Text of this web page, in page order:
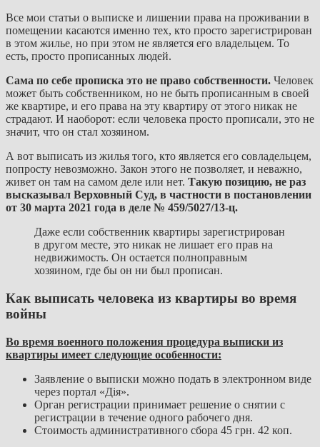
Все мои статьи о выписке и лишении права на проживании в
помещении касаются именно тех, кто просто зарегистрирован
в этом жилье, но при этом не является его владельцем. То
есть, просто прописанных людей.
Сама по себе прописка это не право собственности. Человек
может быть собственником, но не быть прописанным в своей
же квартире, и его права на эту квартиру от этого никак не
страдают. И наоборот: если человека просто прописали, это не
значит, что он стал хозяином.
А вот выписать из жилья того, кто является его совладельцем,
попросту невозможно. Закон этого не позволяет, и неважно,
живет он там на самом деле или нет. Такую позицию, не раз
высказывал Верховный Суд, в частности в постановлении
от 30 марта 2021 года в деле № 459/5027/13-ц.
Даже если собственник квартиры зарегистрирован
в другом месте, это никак не лишает его прав на
недвижимость. Он остается полноправным
хозяином, где бы он ни был прописан.
Как выписать человека из квартиры во время
войны
Во время военного положения процедура выписки из
квартиры имеет следующие особенности:
Заявление о выписки можно подать в электронном виде
через портал «Дія».
Орган регистрации принимает решение о снятии с
регистрации в течение одного рабочего дня.
Стоимость административного сбора 45 грн. 42 коп.